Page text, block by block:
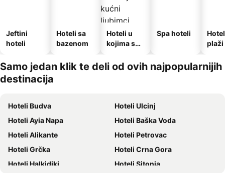
Jeftini
hoteli
Hoteli sa
bazenom
Hoteli u
kojima su
kućni
ljubimci
Spa hoteli
plaži
Samo jedan klik te deli od ovih najpopularnijih
destinacija
Hoteli Budva
Hoteli Ulcinj
Hoteli Ayia Napa
Hoteli Baška Voda
Hoteli Alikante
Hoteli Petrovac
Hoteli Grčka
Hoteli Crna Gora
Hoteli Halkidiki
Hoteli Sitonia